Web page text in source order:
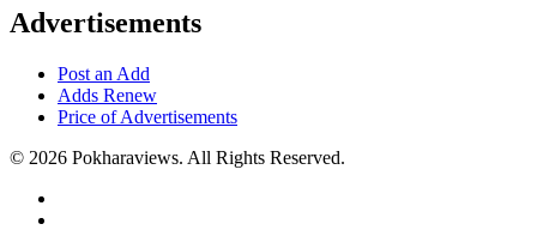
Advertisements
Post an Add
Adds Renew
Price of Advertisements
© 2026 Pokharaviews. All Rights Reserved.